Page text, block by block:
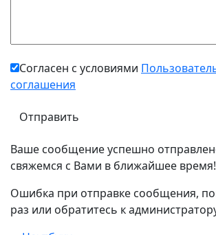
Согласен с условиями
соглашения
Ваше сообщение успешно
свяжемся с Вами в ближайшее время!
Ошибка при отправке сообщения,
раз или обратитесь к